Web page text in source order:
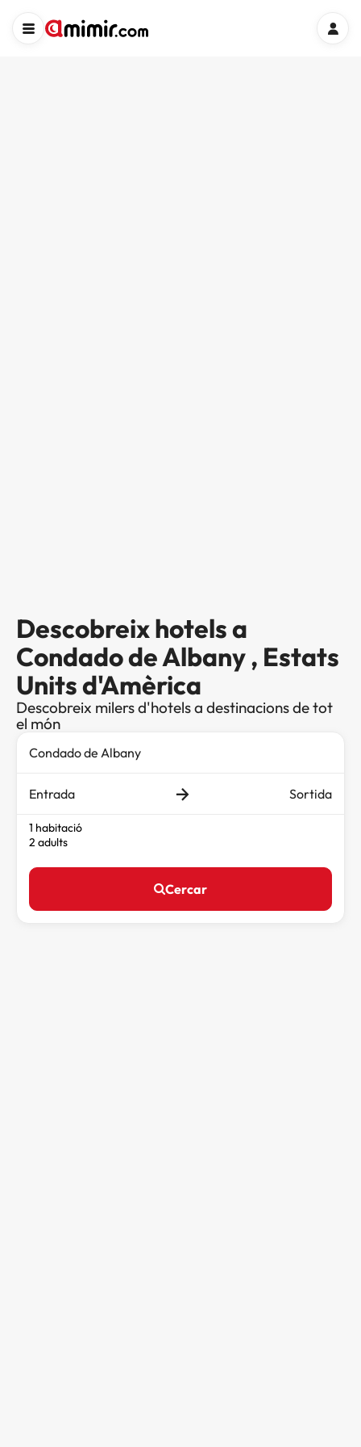
Descobreix hotels a
Condado de Albany , Estats
Units d'Amèrica
Descobreix milers d'hotels a destinacions de tot
el món
Entrada Sortida
1 habitació
2 adults
Cercar